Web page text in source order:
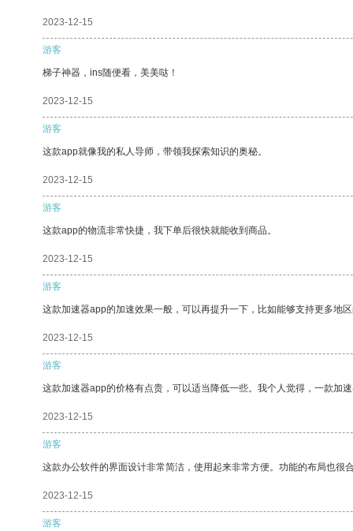
2023-12-15
游客
梯子神器，ins随便看，美美哒！
2023-12-15
游客
这款app就像我的私人导师，带领我探索知识的奥秘。
2023-12-15
游客
这款app的物流非常快捷，我下单后很快就能收到商品。
2023-12-15
游客
这款加速器app的加速效果一般，可以再提升一下，比如能够支持更多地
2023-12-15
游客
这款加速器app的价格有点贵，可以适当降低一些。我个人觉得，一款加
2023-12-15
游客
这款办公软件的界面设计非常简洁，使用起来非常方便。功能的布局也很
2023-12-15
游客